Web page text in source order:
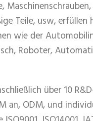
Teile, usw, erfüllen
wie der
Roboter,
über 10
an, ODM, und